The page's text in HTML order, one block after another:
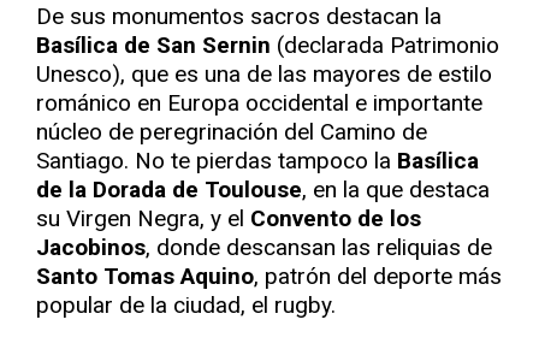
De sus monumentos sacros destacan la
Basílica de San Sernin (declarada Patrimonio
Unesco), que es una de las mayores de estilo
románico en Europa occidental e importante
núcleo de peregrinación del Camino de
Santiago. No te pierdas tampoco la Basílica
de la Dorada de Toulouse, en la que destaca
su Virgen Negra, y el Convento de los
Jacobinos, donde descansan las reliquias de
Santo Tomas Aquino, patrón del deporte más
popular de la ciudad, el rugby.